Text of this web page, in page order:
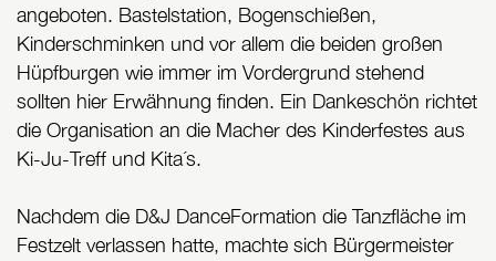
angeboten. Bastelstation, Bogenschießen,
Kinderschminken und vor allem die beiden großen
Hüpfburgen wie immer im Vordergrund stehend
sollten hier Erwähnung finden. Ein Dankeschön richtet
die Organisation an die Macher des Kinderfestes aus
Ki-Ju-Treff und Kita´s.
Nachdem die D&J DanceFormation die Tanzfläche im
Festzelt verlassen hatte, machte sich Bürgermeister